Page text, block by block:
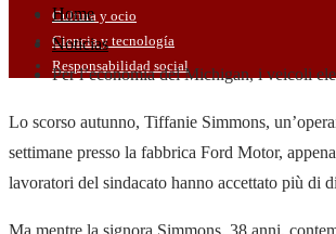
Cultura y ocio
Ciencia y tecnología
Responsabilidad social
Home
Noticias
Per l’economia del Michigan, i veicoli
Lo scorso autunno, Tiffanie Simmons,
settimane presso la fabbrica Ford Motor,
lavoratori del sindacato hanno accettato più di